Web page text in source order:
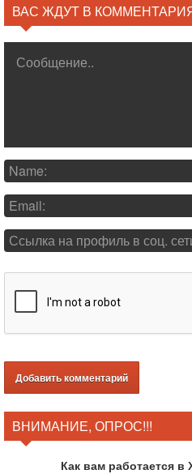
ВАС ЖДУТ В
ВНИМАНИЕ, ОПРОС!!!
Как вам работается в